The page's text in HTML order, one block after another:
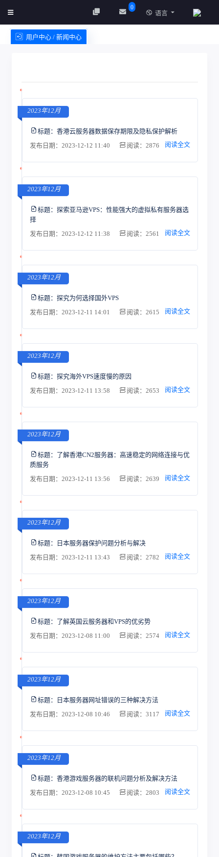
0
语言
用户中心 / 新闻中心
2023年12月
标题： 香港云服务器数据保存期限及隐私保护解析
发布日期：2023-12-12 11:40
阅读：2876 阅读全文
2023年12月
标题： 探索亚马逊VPS：性能强大的虚拟私有服务器选
择
发布日期：2023-12-12 11:38
阅读：2561 阅读全文
2023年12月
标题： 探究为何选择国外VPS
发布日期：2023-12-11 14:01
阅读：2615 阅读全文
2023年12月
标题： 探究海外VPS速度慢的原因
发布日期：2023-12-11 13:58
阅读：2653 阅读全文
2023年12月
标题： 了解香港CN2服务器：高速稳定的网络连接与优
质服务
发布日期：2023-12-11 13:56
阅读：2639 阅读全文
2023年12月
标题：
日本服务器保护问题分析与解决
发布日期：2023-12-11 13:43
阅读：2782 阅读全文
2023年12月
标题： 了解英国云服务器和VPS的优劣势
发布日期：2023-12-08 11:00
阅读：2574 阅读全文
2023年12月
标题：
日本服务器网址错误的三种解决方法
发布日期：2023-12-08 10:46
阅读：3117 阅读全文
2023年12月
标题： 香港游戏服务器的联机问题分析及解决方法
发布日期：2023-12-08 10:45
阅读：2803 阅读全文
2023年12月